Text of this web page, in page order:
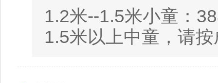
1.2米--1.5米小童：
1.5米以上中童，请